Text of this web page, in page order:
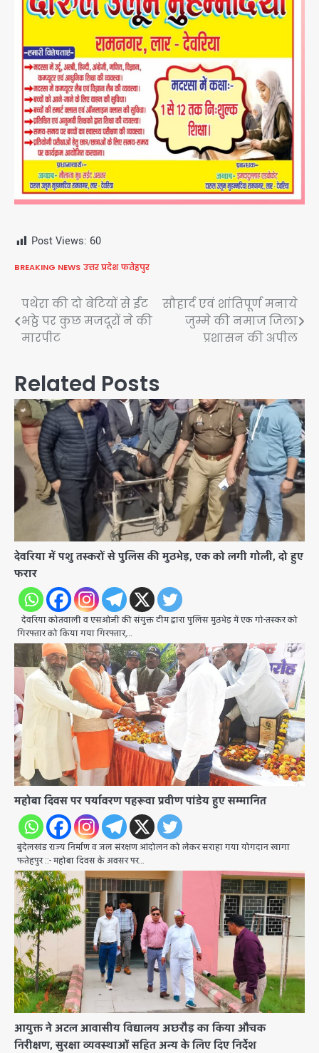
Post Views: 60
BREAKING NEWS उत्तर प्रदेश फतेहपुर
Post
navigation
पथेरा की दो बेटियों से ईंट
भठ्ठे पर कुछ मजदूरों ने की
मारपीट
सौहार्द एवं शांतिपूर्ण मनाये
जुम्मे की नमाज जिला
प्रशासन की अपील
Related Posts
देवरिया में पशु तस्करों से पुलिस की मुठभेड़, एक को लगी गोली, दो हुए
फरार
देवरिया कोतवाली व एसओजी की संयुक्त टीम द्वारा पुलिस मुठभेड़ में एक गो-तस्कर को
गिरफ्तार को किया गया गिरफ्तार,…
महोबा दिवस पर पर्यावरण पहरूवा प्रवीण पांडेय हुए सम्मानित
बुंदेलखंड राज्य निर्माण व जल संरक्षण आंदोलन को लेकर सराहा गया योगदान खागा
फतेहपुर ::- महोबा दिवस के अवसर पर…
आयुक्त ने अटल आवासीय विद्यालय अछरौड़ का किया औचक
निरीक्षण, सुरक्षा व्यवस्थाओं सहित अन्य के लिए दिए निर्देश